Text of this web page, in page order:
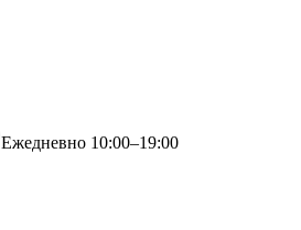
Ежедневно 10:00–19:00